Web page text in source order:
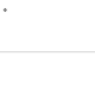
*